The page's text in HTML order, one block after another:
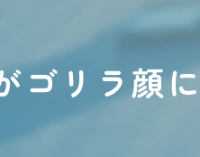
ゴリラ顔